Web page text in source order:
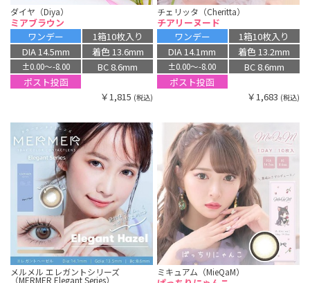
ダイヤ（Diya）
ミアブラウン
ワンデー
1箱10枚入り
DIA 14.5mm
着色 13.6mm
±0.00〜-8.00
BC 8.6mm
ポスト投函
￥1,815 (税込)
チェリッタ（Cheritta）
チアリーヌード
ワンデー
1箱10枚入り
DIA 14.1mm
着色 13.2mm
±0.00〜-8.00
BC 8.6mm
ポスト投函
￥1,683 (税込)
メルメル エレガントシリーズ
（MERMER Elegant Series）
ミキュアム（MieQaM）